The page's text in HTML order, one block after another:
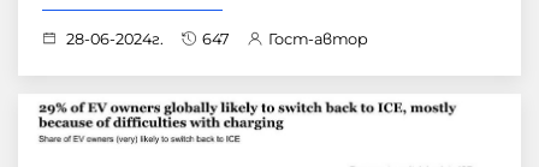
28-06-2024г. 647 Гост-автор